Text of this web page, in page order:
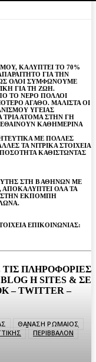
ΚΑΛΥΠΤΕΙ ΤΟ 70%
ΓΙΑ ΤΗΝ
ΟΛΟΙ ΣΥΜΦΩΝΟΥΜΕ
ΓΙΑ ΤΗ ΖΩΗ.
ΤΟ ΝΕΡΟ ΠΟΛΛΟΙ
ΑΓΑΘΟ. ΜΑΛΙΣΤΑ ΟΙ
ΥΓΕΙΑΣ
ΤΡΙΑ ΑΤΟΜΑ ΣΤΗΝ ΓΗ
ΚΑΘΗΜΕΡΙΝΑ
ΜΕ ΠΟΛΛΕΣ
ΤΑ ΝΙΤΡΙΚΑ ΣΤΟΙΧΕΙΑ
ΚΑΘΙΣΤΩΝΤΑΣ
ΣΤΗ Β ΑΘΗΝΩΝ ΜΕ
ΑΠΟΚΑΛΥΠΤΕΙ ΟΛΑ ΤΑ
ΣΤΗΝ ΕΚΠΟΜΠΗ
ΕΠΙΚΟΙΝΩΝΙΑΣ:
ΠΛΗΡΟΦΟΡΙΕΣ
H SITES & ΣΕ
– TWITTER –
ΘΑΝΑΣΗ ΡΩΜΑΙΟΣ
ΠΕΡΙΒΒΑΛΟΝ